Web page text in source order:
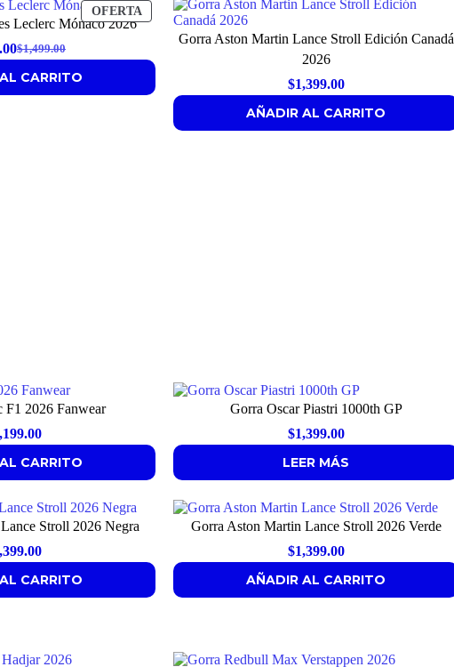
OFERTAPRODUCTO
EN
OFERTA
Leclerc Mónaco 2026
$1,499.00
Original
price
Current
price
CARRITO
Gorra Aston Martin Lance Stroll Edición Canadá
2026
$1,399.00
AÑADIR AL CARRITO
F1 2026 Fanwear
CARRITO
Gorra Oscar Piastri 1000th GP
$1,399.00
LEER MÁS
Stroll 2026 Negra
CARRITO
Gorra Aston Martin Lance Stroll 2026 Verde
$1,399.00
AÑADIR AL CARRITO